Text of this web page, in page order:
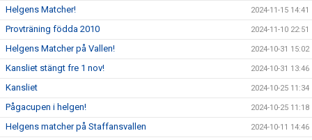
Helgens Matcher! 2024-11-15 14:41
Provträning födda 2010 2024-11-10 22:51
Helgens Matcher på Vallen! 2024-10-31 15:02
Kansliet stängt fre 1 nov! 2024-10-31 13:46
Kansliet 2024-10-25 11:34
Pågacupen i helgen! 2024-10-25 11:18
Helgens matcher på Staffansvallen 2024-10-11 14:46